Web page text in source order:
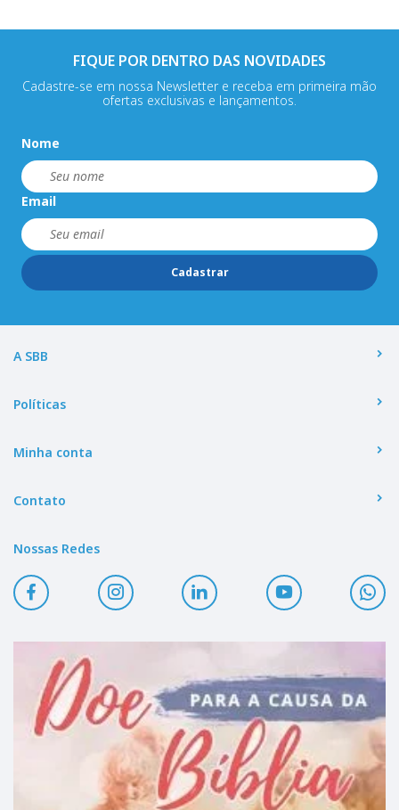
FIQUE POR DENTRO DAS NOVIDADES
Cadastre-se em nossa Newsletter e receba em primeira mão
ofertas exclusivas e lançamentos.
Nome
Email
Cadastrar
A SBB
Políticas
Minha conta
Contato
Nossas Redes